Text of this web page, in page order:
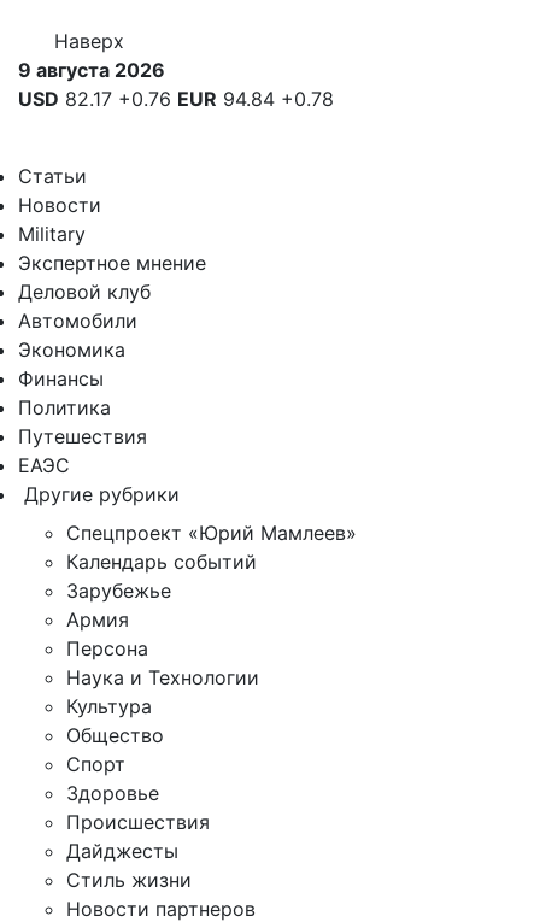
Наверх
9 августа 2026
USD 82.17 +0.76 EUR 94.84 +0.78
Статьи
Новости
Military
Экспертное мнение
Деловой клуб
Автомобили
Экономика
Финансы
Политика
Путешествия
ЕАЭС
Другие рубрики
Спецпроект «Юрий Мамлеев»
Календарь событий
Зарубежье
Армия
Персона
Наука и Технологии
Культура
Общество
Спорт
Здоровье
Происшествия
Дайджесты
Стиль жизни
Новости партнеров